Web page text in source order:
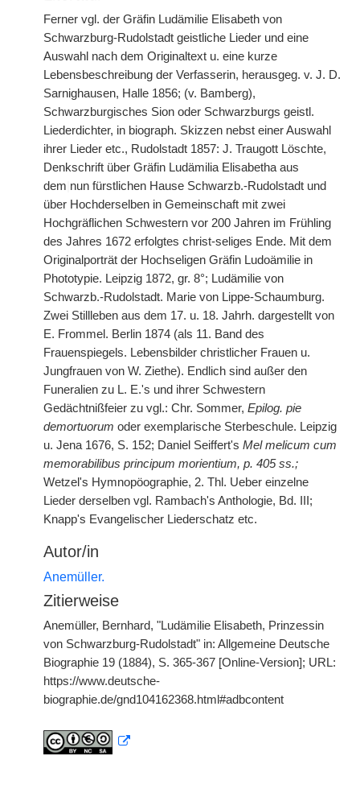
Ferner vgl. der Gräfin Ludämilie Elisabeth von
Schwarzburg-Rudolstadt geistliche Lieder und eine
Auswahl nach dem Originaltext u. eine kurze
Lebensbeschreibung der Verfasserin, herausgeg. v. J. D.
Sarnighausen, Halle 1856; (v. Bamberg),
Schwarzburgisches Sion oder Schwarzburgs geistl.
Liederdichter, in biograph. Skizzen nebst einer Auswahl
ihrer Lieder etc., Rudolstadt 1857: J. Traugott Löschte,
Denkschrift über Gräfin Ludämilia Elisabetha aus
dem nun fürstlichen Hause Schwarzb.-Rudolstadt und
über Hochderselben in Gemeinschaft mit zwei
Hochgräflichen Schwestern vor 200 Jahren im Frühling
des Jahres 1672 erfolgtes christ-seliges Ende. Mit dem
Originalporträt der Hochseligen Gräfin Ludoämilie in
Phototypie. Leipzig 1872, gr. 8°; Ludämilie von
Schwarzb.-Rudolstadt. Marie von Lippe-Schaumburg.
Zwei Stillleben aus dem 17. u. 18. Jahrh. dargestellt von
E. Frommel. Berlin 1874 (als 11. Band des
Frauenspiegels. Lebensbilder christlicher Frauen u.
Jungfrauen von W. Ziethe). Endlich sind außer den
Funeralien zu L. E.'s und ihrer Schwestern
Gedächtnißfeier zu vgl.: Chr. Sommer, Epilog. pie
demortuorum oder exemplarische Sterbeschule. Leipzig
u. Jena 1676, S. 152; Daniel Seiffert's Mel melicum cum
memorabilibus principum morientium, p. 405 ss.;
Wetzel's Hymnopöographie, 2. Thl. Ueber einzelne
Lieder derselben vgl. Rambach's Anthologie, Bd. III;
Knapp's Evangelischer Liederschatz etc.
Autor/in
Anemüller.
Zitierweise
Anemüller, Bernhard, "Ludämilie Elisabeth, Prinzessin
von Schwarzburg-Rudolstadt" in: Allgemeine Deutsche
Biographie 19 (1884), S. 365-367 [Online-Version]; URL:
https://www.deutsche-
biographie.de/gnd104162368.html#adbcontent